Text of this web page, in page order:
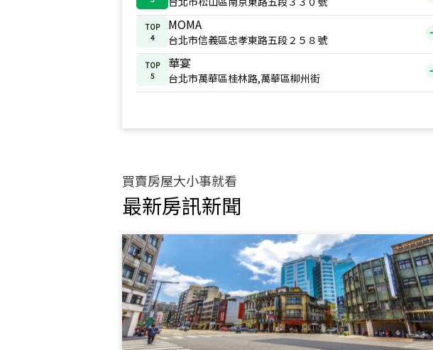
TOP
4
MOMA
台北市信義區忠孝東路五段２５８號
TOP
5
華宴
台北市萬華區桂林路,萬華區柳州街
買賣房屋大小事就看
最新房訊新聞